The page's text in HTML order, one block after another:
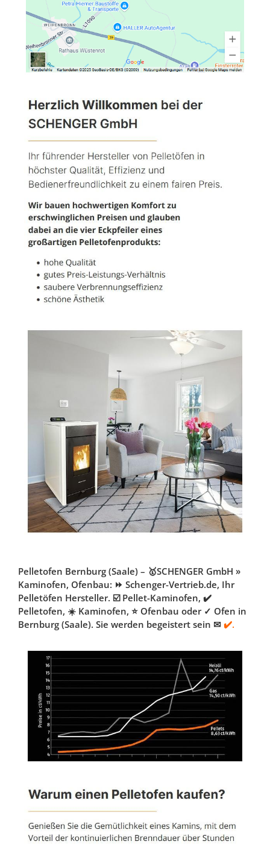
Pelletofen Bernburg (Saale) – 🥇SCHENGER GmbH »
Kaminofen, Ofenbau: ⏩ Schenger-Vertrieb.de, Ihr
Pelletöfen Hersteller. ☑️ Pellet-Kaminofen, ✔️
Pelletofen, ☀️ Kaminofen, ⭐ Ofenbau oder ✓ Ofen in
Bernburg (Saale). Sie werden begeistert sein ✉ ✔️.